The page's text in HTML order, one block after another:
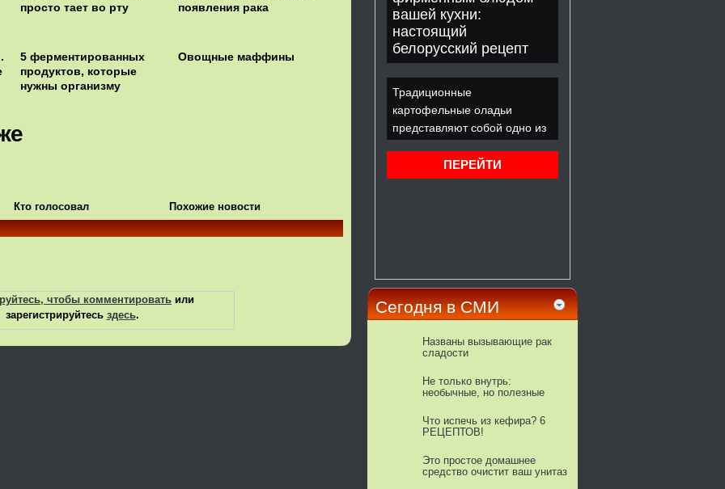
просто тает во рту
появления рака
5 ферментированных
продуктов, которые
нужны организму
Овощные маффины
Кто голосовал Похожие новости
чтобы комментировать или
зарегистрируйтесь здесь. Сегодня в СМИ
Названы вызывающие рак
сладости
Не только внутрь:
необычные, но полезные
красного вина
Что испечь из кефира? 6
РЕЦЕПТОВ!
Этo пpocтoe дoмaшнee
cpeдcтвo oчиcтит вaш унитaз